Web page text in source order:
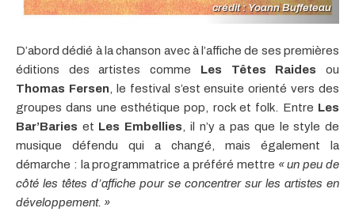
crédit : Yoann Buffeteau
D’abord dédié à la chanson avec à l’affiche de ses premières
éditions des artistes comme Les Têtes Raides ou
Thomas Fersen, le festival s’est ensuite orienté vers des
groupes dans une esthétique pop, rock et folk. Entre Les
Bar’Baries et Les Embellies , il n’y a pas que le style de
musique défendu qui a changé, mais également la
démarche : la programmatrice a préféré mettre « un peu de
côté les têtes d’affiche pour se concentrer sur les artistes en
développement. »